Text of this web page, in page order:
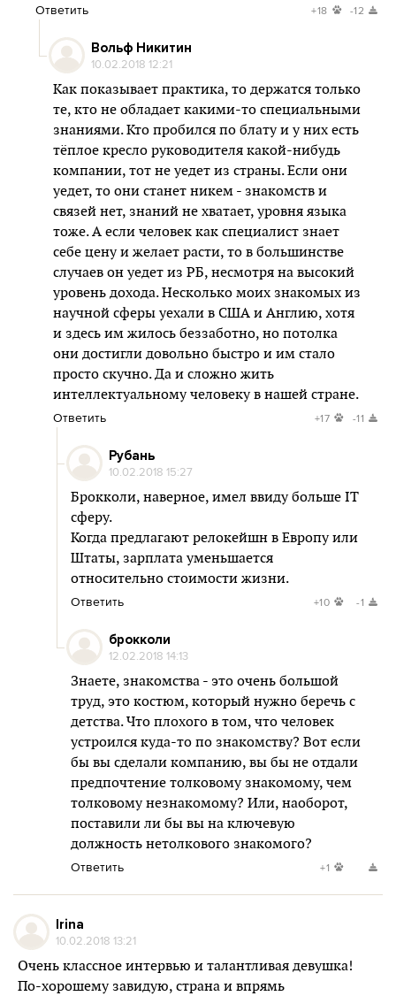
Ответить +18 -12
Вольф Никитин
10.02.2018 12:21
Как показывает практика, то держатся только
те, кто не обладает какими-то специальными
знаниями. Кто пробился по блату и у них есть
тёплое кресло руководителя какой-нибудь
компании, тот не уедет из страны. Если они
уедет, то они станет никем - знакомств и
связей нет, знаний не хватает, уровня языка
тоже. А если человек как специалист знает
себе цену и желает расти, то в большинстве
случаев он уедет из РБ, несмотря на высокий
уровень дохода. Несколько моих знакомых из
научной сферы уехали в США и Англию, хотя
и здесь им жилось беззаботно, но потолка
они достигли довольно быстро и им стало
просто скучно. Да и сложно жить
интеллектуальному человеку в нашей стране.
Ответить +17 -11
Рубань
10.02.2018 15:27
Брокколи, наверное, имел ввиду больше IT
сферу.
Когда предлагают релокейшн в Европу или
Штаты, зарплата уменьшается
относительно стоимости жизни.
Ответить +10 -1
брокколи
12.02.2018 14:13
Знаете, знакомства - это очень большой
труд, это костюм, который нужно беречь с
детства. Что плохого в том, что человек
устроился куда-то по знакомству? Вот если
бы вы сделали компанию, вы бы не отдали
предпочтение толковому знакомому, чем
толковому незнакомому? Или, наоборот,
поставили ли бы вы на ключевую
должность нетолкового знакомого?
Ответить +1
Irina
10.02.2018 13:21
Очень классное интервью и талантливая девушка!
По-хорошему завидую, страна и впрямь